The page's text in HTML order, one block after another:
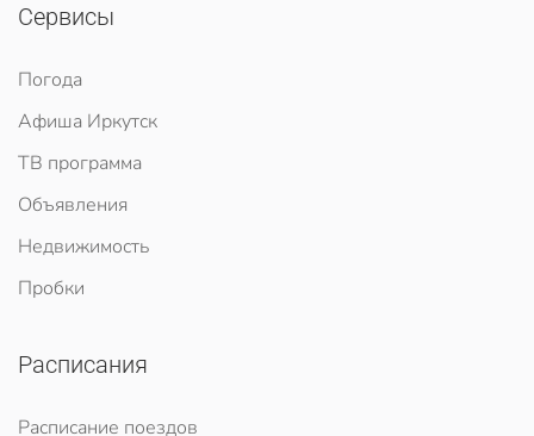
Сервисы
Погода
Афиша Иркутск
ТВ программа
Объявления
Недвижимость
Пробки
Расписания
Расписание поездов